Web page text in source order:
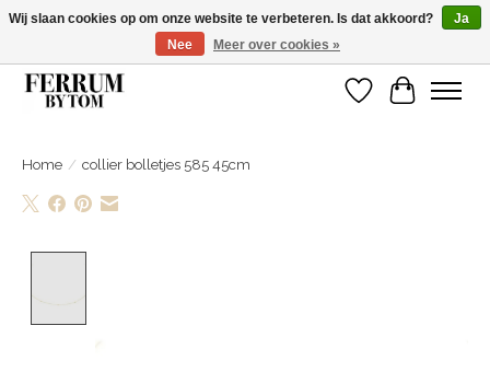
Wij zijn gelsoten van 14 tm 18 februari
Verlanglijst
Home / collier bolletjes 585 45cm
Wij slaan cookies op om onze website te verbeteren. Is dat akkoord?
Ja
Nee
Meer over cookies »